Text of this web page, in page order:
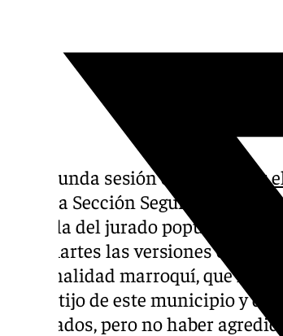
La segunda sesión del juicio por
sigue la Sección Segunda de la
fórmula del jurado popular con
este martes las versiones
nacionalidad marroquí, que han
un cortijo de este municipio y
torturados, pero no haber